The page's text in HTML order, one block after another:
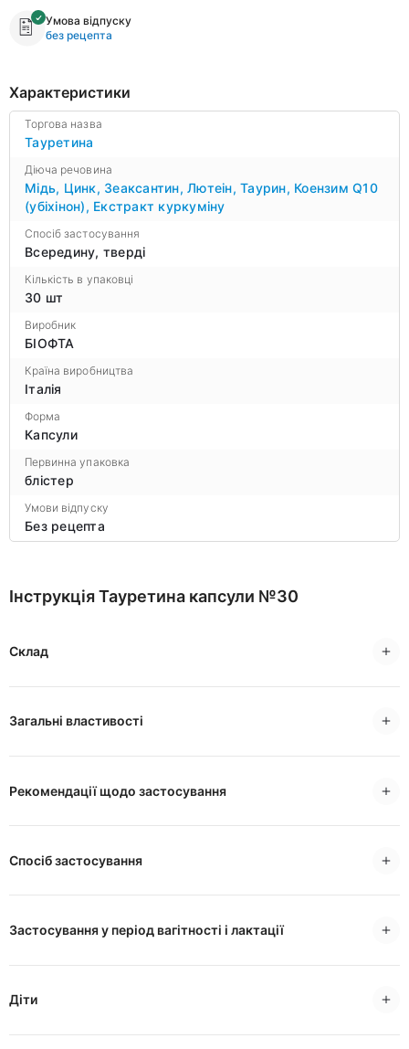
Умова відпуску
без рецепта
Характеристики
Торгова назва
Тауретина
Діюча речовина
Мідь, Цинк, Зеаксантин, Лютеін, Таурин, Коензим Q10
(убіхінон), Екстракт куркуміну
Спосіб застосування
Всередину, тверді
Кількість в упаковці
30 шт
Виробник
БІОФТА
Країна виробництва
Італія
Форма
Капсули
Первинна упаковка
блістер
Умови відпуску
Без рецепта
Інструкція Тауретина капсули №30
Склад
Загальні властивості
Рекомендації щодо застосування
Спосіб застосування
Застосування у період вагітності і лактації
Діти